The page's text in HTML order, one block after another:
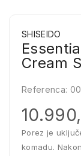
SHISEIDO
Cream
Referenca:
Porez je
komadu.